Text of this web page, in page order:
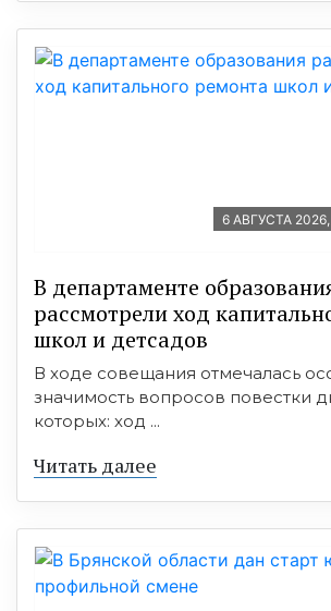
6 АВГУСТА 2026,
В департаменте
рассмотрели ход
школ и детсадов
В ходе совещания отмечалась
значимость вопросов повестки
которых: ход ...
Читать далее